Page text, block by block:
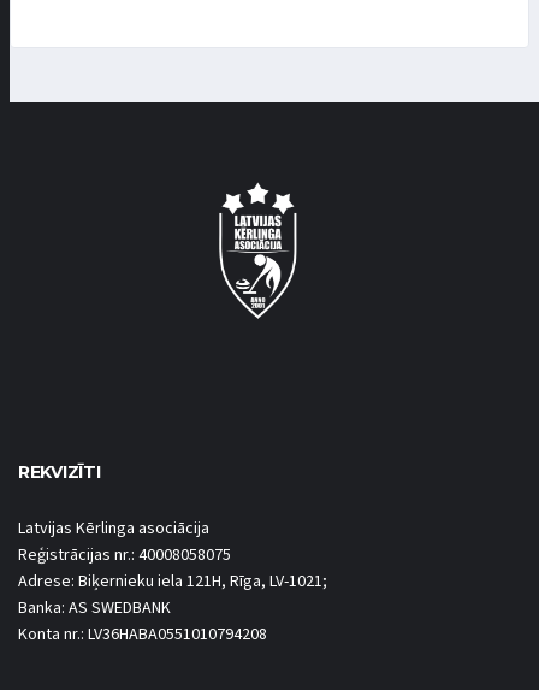
REKVIZĪTI
Latvijas Kērlinga asociācija
Reģistrācijas nr.: 40008058075
Adrese: Biķernieku iela 121H, Rīga, LV-1021;
Banka: AS SWEDBANK
Konta nr.: LV36HABA0551010794208